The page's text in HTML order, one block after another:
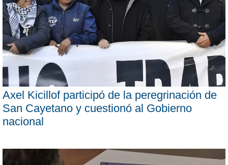
Axel Kicillof participó de la peregrinación de
San Cayetano y cuestionó al Gobierno
nacional